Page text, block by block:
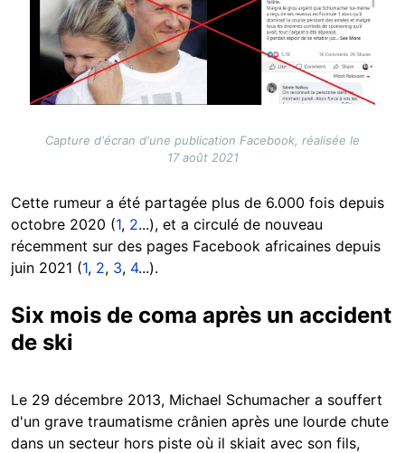
Capture d'écran d'une publication Facebook, réalisée le
17 août 2021
Cette rumeur a été partagée plus de 6.000 fois depuis
octobre 2020 (1, 2...), et a circulé de nouveau
récemment sur des pages Facebook africaines depuis
juin 2021 (1, 2, 3, 4...).
Six mois de coma après un accident
de ski
Le 29 décembre 2013, Michael Schumacher a souffert
d'un grave traumatisme crânien après une lourde chute
dans un secteur hors piste où il skiait avec son fils,